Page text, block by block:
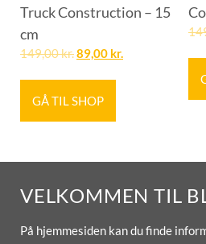
Truck Construction – 15
cm
149,00kr.89,00 kr.
GÅ TIL SHOP
VELKOMMEN TIL
På hjemmesiden kan du finde